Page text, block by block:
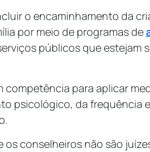
o encaminhamento da
por meio de programas de
públicos que estejam
competência para aplicar
psicológico, da frequência
conselheiros não são